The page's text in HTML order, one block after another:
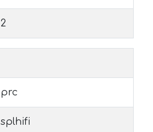
2
prc
splhifi